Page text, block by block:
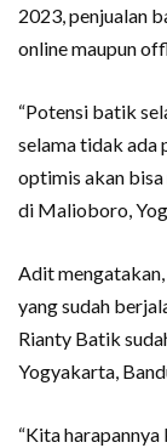
2023, penjualan
online maupun
“Potensi batik
selama tidak ada
optimis akan
di Malioboro,
Adit
yang sudah
Rianty Batik
Yogyakarta,
“Kita